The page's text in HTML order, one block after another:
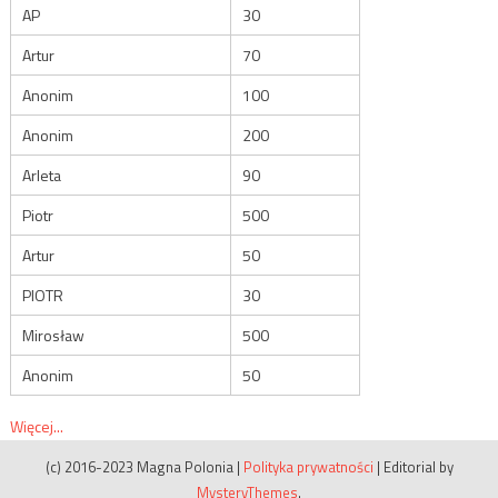
AP
30
Artur
70
Anonim
100
Anonim
200
Arleta
90
Piotr
500
Artur
50
PIOTR
30
Mirosław
500
Anonim
50
Więcej...
(c) 2016-2023 Magna Polonia | Polityka prywatności | Editorial by
MysteryThemes.